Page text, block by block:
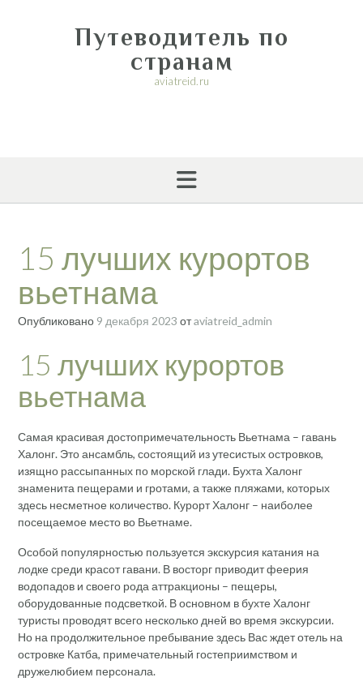
Путеводитель по
странам
aviatreid.ru
15 лучших курортов
вьетнама
Опубликовано 9 декабря 2023 отaviatreid_admin
15 лучших курортов
вьетнама
Самая красивая достопримечательность Вьетнама – гавань
Халонг. Это ансамбль, состоящий из утесистых островков,
изящно рассыпанных по морской глади. Бухта Халонг
знаменита пещерами и гротами, а также пляжами, которых
здесь несметное количество. Курорт Халонг – наиболее
посещаемое место во Вьетнаме.
Особой популярностью пользуется экскурсия катания на
лодке среди красот гавани. В восторг приводит феерия
водопадов и своего рода аттракционы – пещеры,
оборудованные подсветкой. В основном в бухте Халонг
туристы проводят всего несколько дней во время экскурсии.
Но на продолжительное пребывание здесь Вас ждет отель на
островке Катба, примечательный гостеприимством и
дружелюбием персонала.